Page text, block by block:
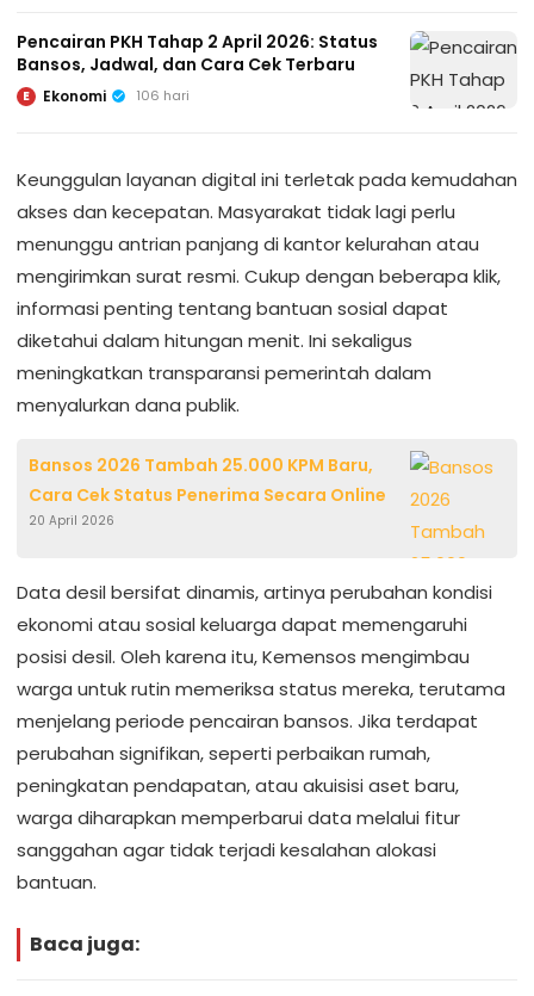
Pencairan PKH Tahap 2 April 2026: Status
Bansos, Jadwal, dan Cara Cek Terbaru
E Ekonomi 106 hari
Keunggulan layanan digital ini terletak pada kemudahan
akses dan kecepatan. Masyarakat tidak lagi perlu
menunggu antrian panjang di kantor kelurahan atau
mengirimkan surat resmi. Cukup dengan beberapa klik,
informasi penting tentang bantuan sosial dapat
diketahui dalam hitungan menit. Ini sekaligus
meningkatkan transparansi pemerintah dalam
menyalurkan dana publik.
Bansos 2026 Tambah 25.000 KPM Baru,
Cara Cek Status Penerima Secara Online
20 April 2026
Data desil bersifat dinamis, artinya perubahan kondisi
ekonomi atau sosial keluarga dapat memengaruhi
posisi desil. Oleh karena itu, Kemensos mengimbau
warga untuk rutin memeriksa status mereka, terutama
menjelang periode pencairan bansos. Jika terdapat
perubahan signifikan, seperti perbaikan rumah,
peningkatan pendapatan, atau akuisisi aset baru,
warga diharapkan memperbarui data melalui fitur
sanggahan agar tidak terjadi kesalahan alokasi
bantuan.
Baca juga: